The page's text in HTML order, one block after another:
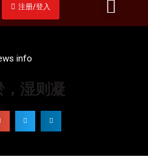
注册/登入
info
，湿则凝